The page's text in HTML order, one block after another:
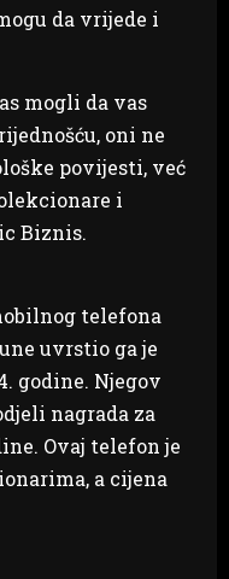
da vrijede i
mogli da vas
oni ne
povijesti, već
i
Biznis.
telefona
uvrstio ga je
godine. Njegov
nagrada za
Ovaj telefon je
a cijena